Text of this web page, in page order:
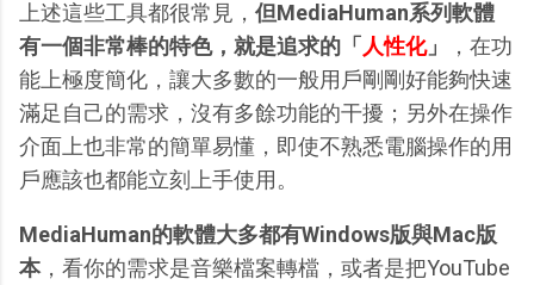
上述這些工具都很常見， 但MediaHuman系列軟體
有一個非常棒的特色，就是追求的「 人性化」
，在功
能上極度簡化，讓大多數的一般用戶剛剛好能夠快速
滿足自己的需求，沒有多餘功能的干擾；另外在操作
介面上也非常的簡單易懂，即使不熟悉電腦操作的用
戶應該也都能立刻上手使用。
MediaHuman的軟體大多都有Windows版與Mac版
本，看你的需求是音樂檔案轉檔，或者是把YouTube